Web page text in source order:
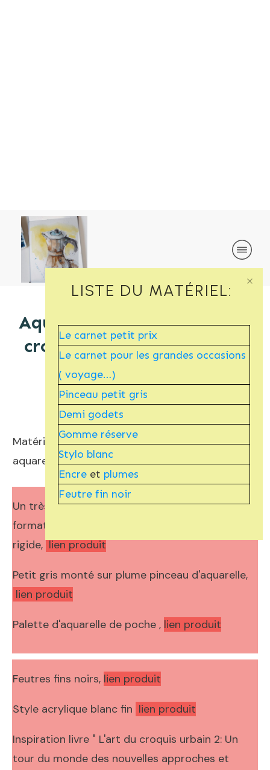
Aquarelle port en Croatie :
croquis de la ville de Split
en 4 étapes
Matériel nécessaire pour démarrer vos propres
aquarelles faciles
Un très bon carnet aquarelle de voyage au
format A5 compact et avec une couverture
rigide, lien produit
Petit gris monté sur plume pinceau d'aquarelle,
lien produit
Palette d'aquarelle de poche , lien produit
Feutres fins noirs, lien produit
Style acrylique blanc fin lien produit
Inspiration livre " L'art du croquis urbain 2: Un
tour du monde des nouvelles approches et
LISTE DU MATÉRIEL:
Le carnet petit prix
Le carnet pour les grandes occasions
( voyage…)
Pinceau petit gris
Demi godets
Gomme réserve
Stylo blanc
Encreet plumes
Feutre fin noir